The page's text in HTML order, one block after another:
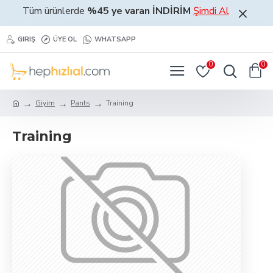
Tüm ürünlerde %45 ye varan İNDİRİM Şimdi Al
GIRIŞ ÜYE OL WHATSAPP
0 0
Giyim Pants Training
Training